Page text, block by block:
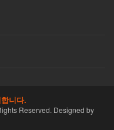
니다.
Reserved. Designed by